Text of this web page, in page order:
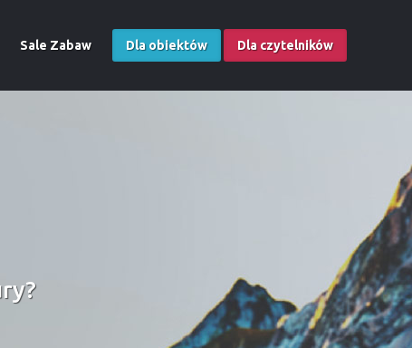
Sale Zabaw Dla obiektów Dla czytelników